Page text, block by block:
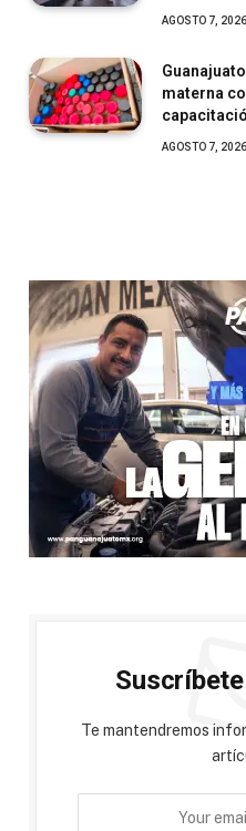
AGOSTO 7, 2026
materna
AGOSTO 7, 2026
Te mantendremos